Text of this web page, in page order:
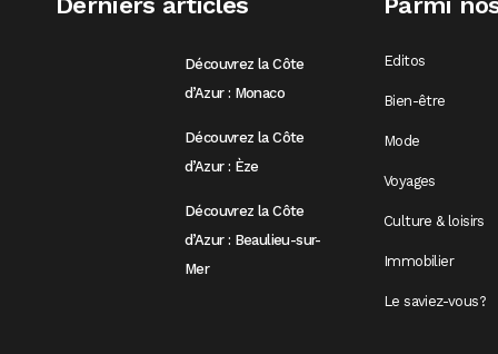
Découvrez la Côte
d’Azur : Monaco
Découvrez la Côte
d’Azur : Èze
Découvrez la Côte
d’Azur : Beaulieu-sur-
Mer
Editos
Bien-être
Mode
Voyages
Culture & loisirs
Immobilier
Le saviez-vous?